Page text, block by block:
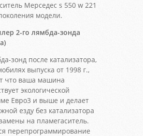
Мерседес s 550 w 221
модели.
2-го лямбда-зонда
зонд после катализатора,
выпуска от 1998 г.,
что ваша машина
экологической
Евро3 и выше и делает
езду без катализатора
на пламегаситель.
перепрограммирование